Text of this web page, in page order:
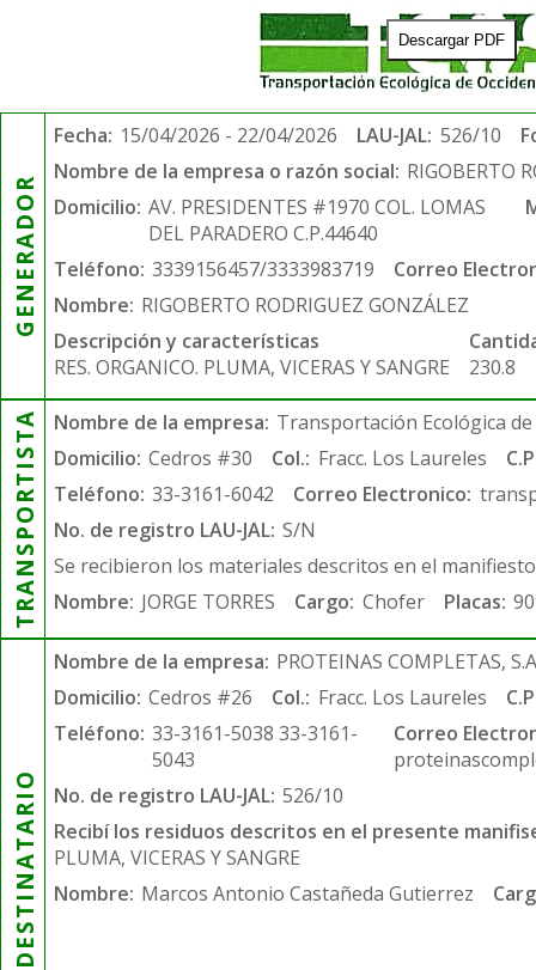
Descargar PDF
GENERADOR
Fecha: 15/04/2026 - 22/04/2026 LAU-JAL: 526/10
Nombre de la empresa o razón social: RIGOBERTO
Domicilio: AV. PRESIDENTES #1970 COL. LOMAS
DEL PARADERO C.P.44640
Teléfono: 3339156457/3333983719
Correo
Nombre: RIGOBERTO RODRIGUEZ GONZÁLEZ
Descripción y características
RES. ORGANICO. PLUMA, VICERAS Y SANGRE
230.8
TRANSPORTISTA Nombre de la empresa: Transportación Ecológica de
Domicilio: Cedros #30 Col.: Fracc. Los Laureles
Teléfono: 33-3161-6042 Correo Electronico:
No. de registro LAU-JAL: S/N
Se recibieron los materiales descritos en el
Nombre: JORGE TORRES Cargo: Chofer Placas:
DESTINATARIO
Nombre de la empresa: PROTEINAS COMPLETAS,
Domicilio: Cedros #26 Col.: Fracc. Los Laureles
Teléfono: 33-3161-5038 33-3161-
5043
Correo
No. de registro LAU-JAL: 526/10
Recibí los residuos descritos en el presente
PLUMA, VICERAS Y SANGRE
Nombre: Marcos Antonio Castañeda Gutierrez